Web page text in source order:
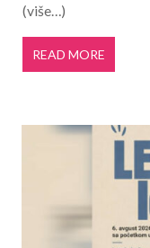
(više…)
READ MORE